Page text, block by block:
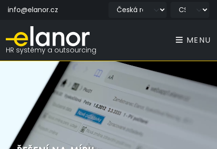
info@elanor.cz
HR systémy a outsourcing
MENU